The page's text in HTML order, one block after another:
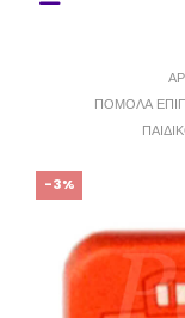
ΠΌΜΟΛΑ
-3%